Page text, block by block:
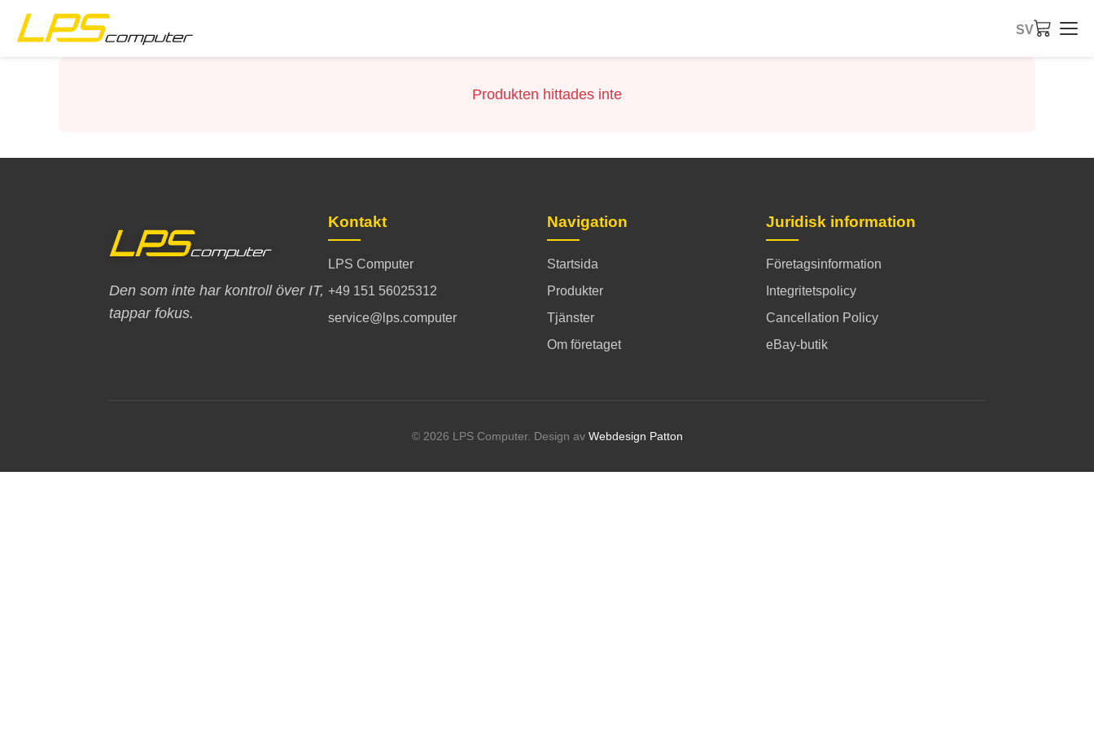
SV
Produkten hittades inte
Den som inte har kontroll över IT,
tappar fokus.
Kontakt
LPS Computer
+49 151 56025312
service@lps.computer
Navigation
Startsida
Produkter
Tjänster
Om företaget
Juridisk information
Företagsinformation
Integritetspolicy
Cancellation Policy
eBay-butik
© 2026 LPS Computer. Design av Webdesign Patton